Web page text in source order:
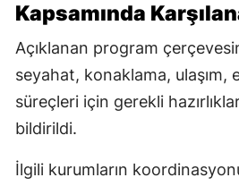
Kapsamında
Açıklanan program
seyahat, konaklama, ulaşım,
süreçleri için gerekli
bildirildi.
İlgili kurumların